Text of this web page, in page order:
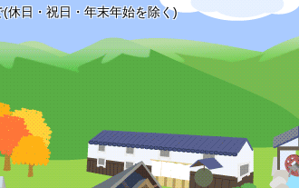
休日・祝日・年末年始を除く)